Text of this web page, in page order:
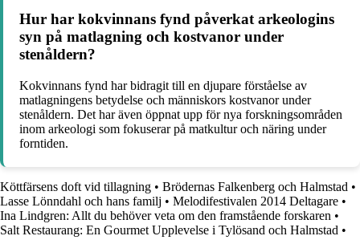
Hur har kokvinnans fynd påverkat arkeologins
syn på matlagning och kostvanor under
stenåldern?
Kokvinnans fynd har bidragit till en djupare förståelse av
matlagningens betydelse och människors kostvanor under
stenåldern. Det har även öppnat upp för nya forskningsområden
inom arkeologi som fokuserar på matkultur och näring under
forntiden.
Köttfärsens doft vid tillagning • Brödernas Falkenberg och Halmstad •
Lasse Lönndahl och hans familj • Melodifestivalen 2014 Deltagare •
Ina Lindgren: Allt du behöver veta om den framstående forskaren •
Salt Restaurang: En Gourmet Upplevelse i Tylösand och Halmstad •